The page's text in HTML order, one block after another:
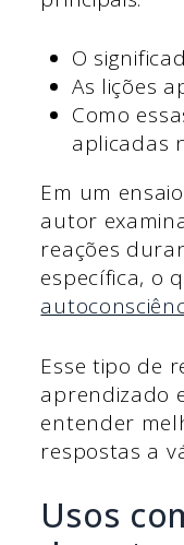
O
As lições
Como
aplicadas
Em um
autor
reações
específica, o
Esse tipo de
aprendizado
entender
respostas a
Usos